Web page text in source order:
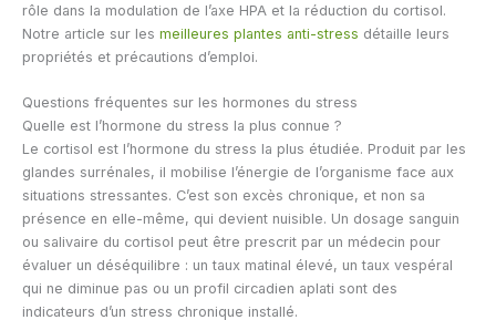
rôle dans la modulation de l’axe HPA et la réduction du cortisol.
Notre article sur les meilleures plantes anti-stress détaille leurs
propriétés et précautions d’emploi.
Questions fréquentes sur les hormones du stress
Quelle est l’hormone du stress la plus connue ?
Le cortisol est l’hormone du stress la plus étudiée. Produit par les
glandes surrénales, il mobilise l’énergie de l’organisme face aux
situations stressantes. C’est son excès chronique, et non sa
présence en elle-même, qui devient nuisible. Un dosage sanguin
ou salivaire du cortisol peut être prescrit par un médecin pour
évaluer un déséquilibre : un taux matinal élevé, un taux vespéral
qui ne diminue pas ou un profil circadien aplati sont des
indicateurs d’un stress chronique installé.